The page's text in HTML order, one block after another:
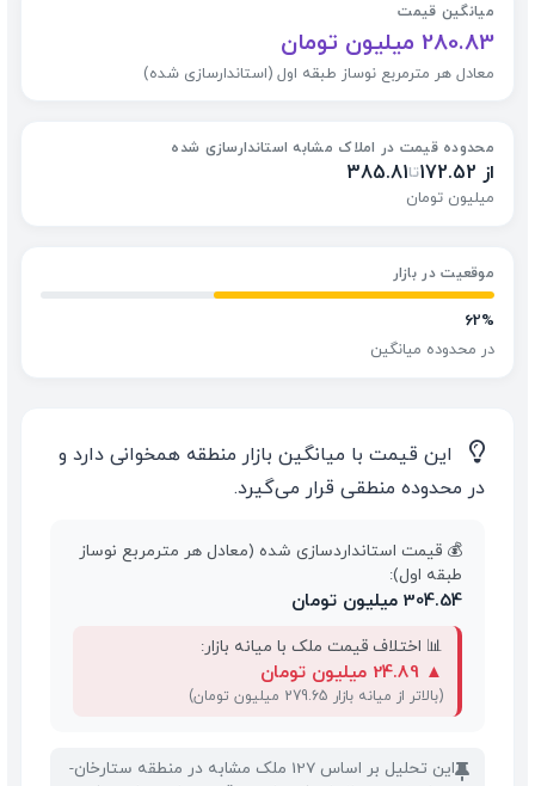
میانگین قیمت
280.83 میلیون تومان
معادل هر مترمربع نوساز طبقه اول (استاندارسازی شده)
محدوده قیمت در املاک مشابه استاندارسازی شده
از 172.52 تا385.81
میلیون تومان
موقعیت در بازار
62%
در محدوده میانگین
💡
این قیمت با میانگین بازار منطقه همخوانی دارد و
در محدوده منطقی قرار می‌گیرد.
💰 قیمت استانداردسازی شده (معادل هر مترمربع نوساز
طبقه اول):
304.54 میلیون تومان
📊 اختلاف قیمت ملک با میانه بازار:
▲ 24.89 میلیون تومان
(بالاتر از میانه بازار 279.65 میلیون تومان)
📌
این تحلیل بر اساس 127 ملک مشابه در منطقه ستارخان-